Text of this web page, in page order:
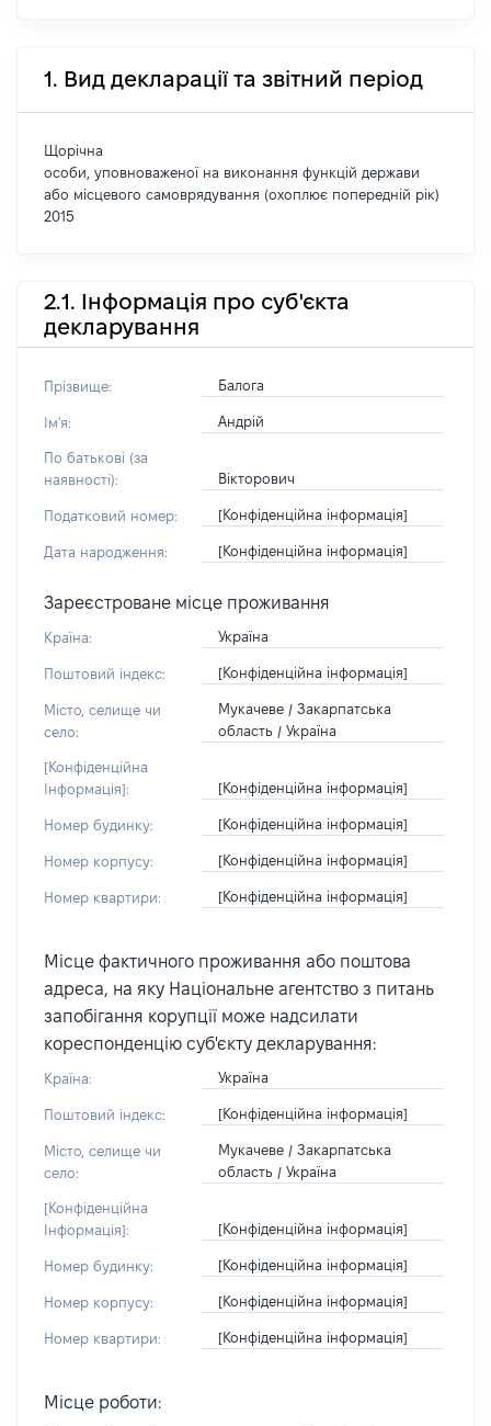
1. Вид декларації та звітний період
Щорічна
особи, уповноваженої на виконання функцій держави
або місцевого самоврядування (охоплює попередній рік)
2015
2.1. Інформація про суб'єкта
декларування
Прізвище: Балога
Ім'я: Андрій
По батькові (за
наявності):
Вікторович
Податковий номер: [Конфіденційна інформація]
Дата народження: [Конфіденційна інформація]
Зареєстроване місце проживання
Країна: Україна
Поштовий індекс: [Конфіденційна інформація]
Місто, селище чи
село:
Мукачеве / Закарпатська
область / Україна
[Конфіденційна
Інформація]:
[Конфіденційна інформація]
Номер будинку: [Конфіденційна інформація]
Номер корпусу: [Конфіденційна інформація]
Номер квартири: [Конфіденційна інформація]
Місце фактичного проживання або поштова
адреса, на яку Національне агентство з питань
запобігання корупції може надсилати
кореспонденцію суб'єкту декларування:
Країна: Україна
Поштовий індекс: [Конфіденційна інформація]
Місто, селище чи
село:
Мукачеве / Закарпатська
область / Україна
[Конфіденційна
Інформація]:
[Конфіденційна інформація]
Номер будинку: [Конфіденційна інформація]
Номер корпусу: [Конфіденційна інформація]
Номер квартири: [Конфіденційна інформація]
Місце роботи: